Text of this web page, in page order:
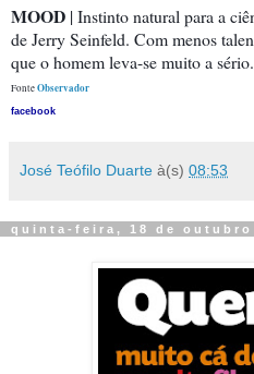
MOOD | Instinto natural para a
de Jerry Seinfeld. Com menos
que o homem leva-se muito a
FonteObservador
facebook
José Teófilo Duarte à(s) 08:53
quinta-feira, 18 de outubro